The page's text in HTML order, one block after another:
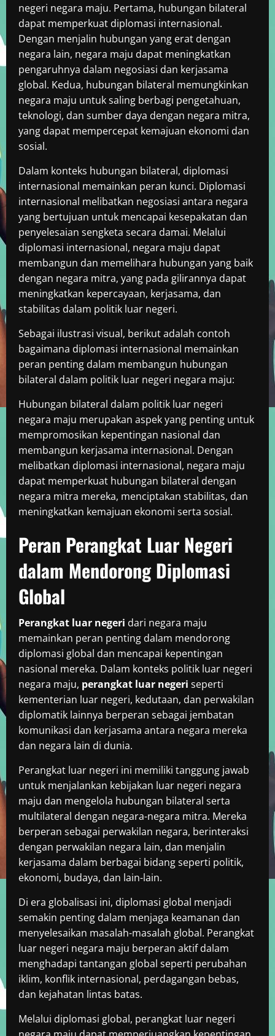
negeri negara maju. Pertama, hubungan bilateral
dapat memperkuat diplomasi internasional.
Dengan menjalin hubungan yang erat dengan
negara lain, negara maju dapat meningkatkan
pengaruhnya dalam negosiasi dan kerjasama
global. Kedua, hubungan bilateral memungkinkan
negara maju untuk saling berbagi pengetahuan,
teknologi, dan sumber daya dengan negara mitra,
yang dapat mempercepat kemajuan ekonomi dan
sosial.
Dalam konteks hubungan bilateral, diplomasi
internasional memainkan peran kunci. Diplomasi
internasional melibatkan negosiasi antara negara
yang bertujuan untuk mencapai kesepakatan dan
penyelesaian sengketa secara damai. Melalui
diplomasi internasional, negara maju dapat
membangun dan memelihara hubungan yang baik
dengan negara mitra, yang pada gilirannya dapat
meningkatkan kepercayaan, kerjasama, dan
stabilitas dalam politik luar negeri.
Sebagai ilustrasi visual, berikut adalah contoh
bagaimana diplomasi internasional memainkan
peran penting dalam membangun hubungan
bilateral dalam politik luar negeri negara maju:
Hubungan bilateral dalam politik luar negeri
negara maju merupakan aspek yang penting untuk
mempromosikan kepentingan nasional dan
membangun kerjasama internasional. Dengan
melibatkan diplomasi internasional, negara maju
dapat memperkuat hubungan bilateral dengan
negara mitra mereka, menciptakan stabilitas, dan
meningkatkan kemajuan ekonomi serta sosial.
Peran Perangkat Luar Negeri
dalam Mendorong Diplomasi
Global
Perangkat luar negeri dari negara maju
memainkan peran penting dalam mendorong
diplomasi global dan mencapai kepentingan
nasional mereka. Dalam konteks politik luar negeri
negara maju, perangkat luar negeri seperti
kementerian luar negeri, kedutaan, dan perwakilan
diplomatik lainnya berperan sebagai jembatan
komunikasi dan kerjasama antara negara mereka
dan negara lain di dunia.
Perangkat luar negeri ini memiliki tanggung jawab
untuk menjalankan kebijakan luar negeri negara
maju dan mengelola hubungan bilateral serta
multilateral dengan negara-negara mitra. Mereka
berperan sebagai perwakilan negara, berinteraksi
dengan perwakilan negara lain, dan menjalin
kerjasama dalam berbagai bidang seperti politik,
ekonomi, budaya, dan lain-lain.
Di era globalisasi ini, diplomasi global menjadi
semakin penting dalam menjaga keamanan dan
menyelesaikan masalah-masalah global. Perangkat
luar negeri negara maju berperan aktif dalam
menghadapi tantangan global seperti perubahan
iklim, konflik internasional, perdagangan bebas,
dan kejahatan lintas batas.
Melalui diplomasi global, perangkat luar negeri